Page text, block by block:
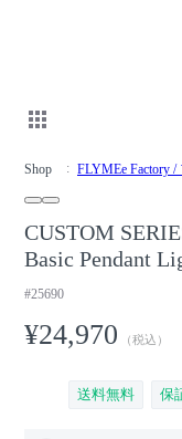
Shop FLYMEe Factory
CUSTOM
Basic Pendant
#25690
¥24,970 （税込）
送料無料 保